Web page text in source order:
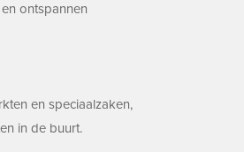
ontspannen
en speciaalzaken,
in de buurt.